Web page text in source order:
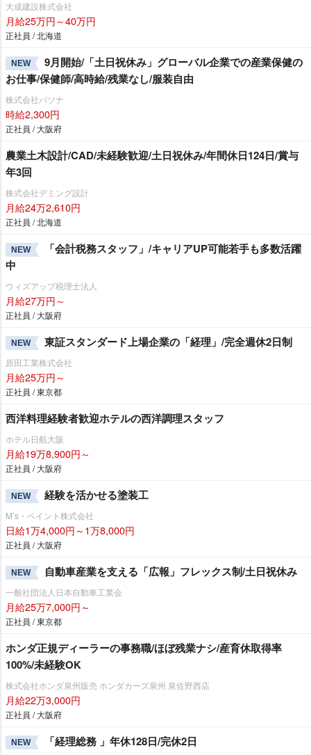
大成建設株式会社
月給25万円～40万円
正社員 / 北海道
NEW
9月開始/「土日祝休み」グローバル企業での産業保健の
お仕事/保健師/高時給/残業なし/服装自由
株式会社パソナ
時給2,300円
正社員 / 大阪府
農業土木設計/CAD/未経験歓迎/土日祝休み/年間休日124日/賞与
年3回
株式会社デミング設計
月給24万2,610円
正社員 / 北海道
NEW
「会計税務スタッフ」/キャリアUP可能若手も多数活躍
中
ウィズアップ税理士法人
月給27万円～
正社員 / 大阪府
NEW 東証スタンダード上場企業の「経理」/完全週休2日制
原田工業株式会社
月給25万円～
正社員 / 東京都
西洋料理経験者歓迎ホテルの西洋調理スタッフ
ホテル日航大阪
月給19万8,900円～
正社員 / 大阪府
NEW 経験を活かせる塗装工
M’s・ペイント株式会社
日給1万4,000円～1万8,000円
正社員 / 大阪府
NEW 自動車産業を支える「広報」フレックス制/土日祝休み
一般社団法人日本自動車工業会
月給25万7,000円～
正社員 / 東京都
ホンダ正規ディーラーの事務職/ほぼ残業ナシ/産育休取得率
100%/未経験OK
株式会社ホンダ泉州販売 ホンダカーズ泉州 泉佐野西店
月給22万3,000円
正社員 / 大阪府
NEW 「経理総務 」年休128日/完休2日